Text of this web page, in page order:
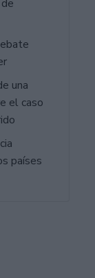
una
el caso
países